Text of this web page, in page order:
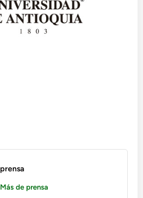
prensa
Más de prensa